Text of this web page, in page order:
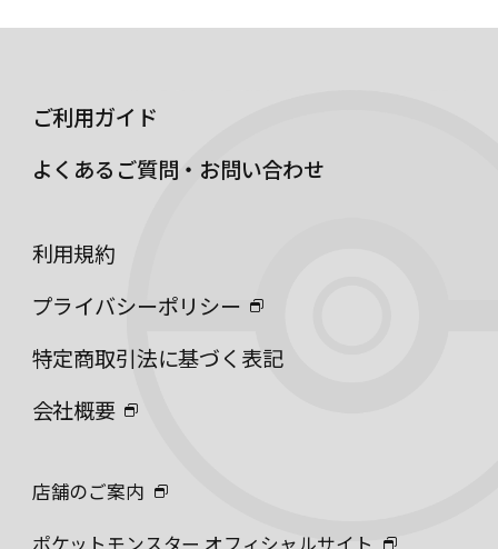
ご利用ガイド
よくあるご質問・お問い合わせ
利用規約
プライバシーポリシー
特定商取引法に基づく表記
会社概要
店舗のご案内